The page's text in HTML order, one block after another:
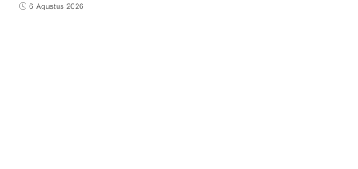
6 Agustus 2026